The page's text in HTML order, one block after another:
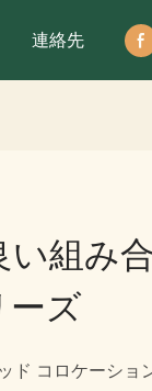
連絡先
組み
ーズ
ド コロケーショ